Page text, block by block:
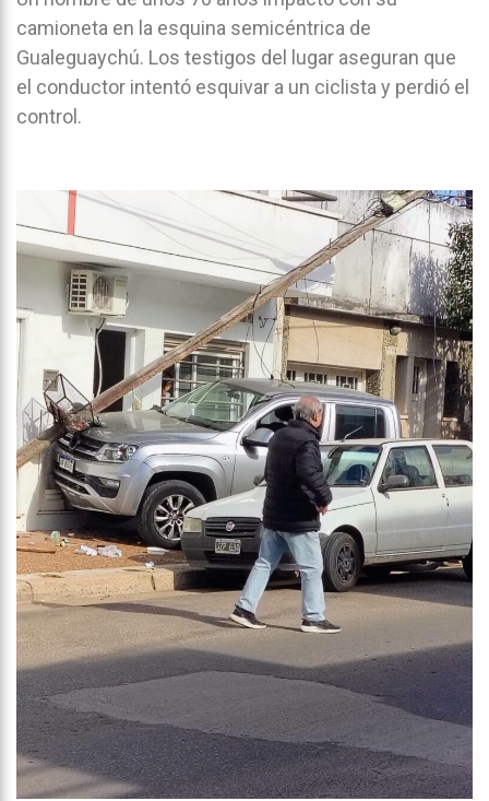
camioneta en la esquina semicéntrica de
Gualeguaychú. Los testigos del lugar aseguran que
el conductor intentó esquivar a un ciclista y perdió el
control.